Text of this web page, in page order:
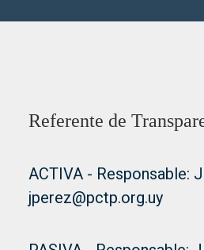
Referente de
ACTIVA - Responsable:
jperez@pctp.org.uy